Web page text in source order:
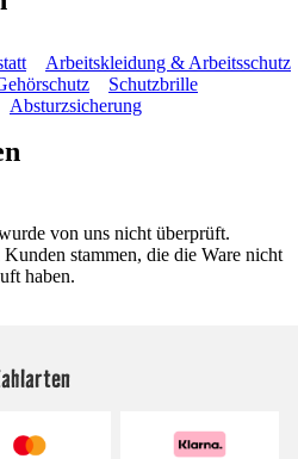
Arbeitskleidung & Arbeitsschutz
Schutzbrille
Absturzsicherung
von uns nicht überprüft.
stammen, die die Ware nicht
haben.